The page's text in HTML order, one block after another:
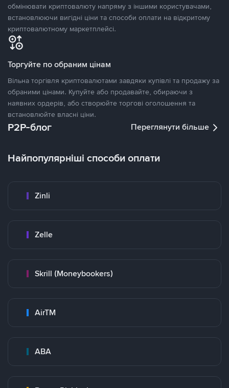
обмінювати криптовалюту напряму з іншими користувачами,
встановлюючи вигідні ціни та способи оплати на відкритому
криптовалютному маркетплейсі.
Торгуйте по обраним цінам
Вільна торгівля криптовалютами завдяки купівлі та продажу за
обраними цінами. Купуйте або продавайте, обираючи з
наявних ордерів, або створюйте торгові оголошення та
встановлюйте власні ціни.
P2P-блог Переглянути більше
Найпопулярніші способи оплати
Zinli
Zelle
Skrill (Moneybookers)
AirTM
ABA